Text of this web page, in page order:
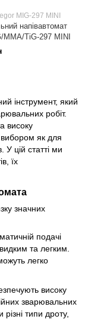
MIG-297 MINI
напівавтомат
MMA/TiG-297 MINI
інструмент, який
робіт.
високу
як для
У цій статті ми
їх
значних
подачі
та легким.
легко
високу
зварювальних
типи дроту,